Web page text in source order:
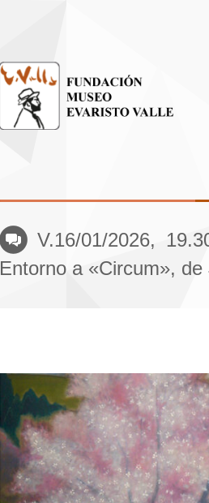
V.16/01/2026,
Entorno a «Circum», de